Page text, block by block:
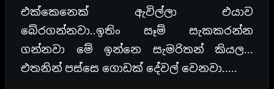
එක්කෙනෙක් ඇවිල්ලා එයාව
බේරගන්නවා..ඉතිං සෑම් සැකකරන්න
ගන්නවා මේ ඉන්නෙ සැමරිතන් කියල…
එතනින් පස්සෙ ගොඩක් දේවල් වෙනවා…..